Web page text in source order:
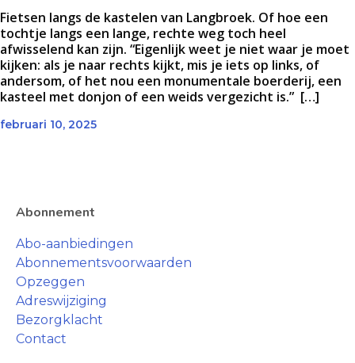
Fietsen langs de kastelen van Langbroek. Of hoe een
tochtje langs een lange, rechte weg toch heel
afwisselend kan zijn. “Eigenlijk weet je niet waar je moet
kijken: als je naar rechts kijkt, mis je iets op links, of
andersom, of het nou een monumentale boerderij, een
kasteel met donjon of een weids vergezicht is.” […]
februari 10, 2025
Abonnement
Abo-aanbiedingen
Abonnementsvoorwaarden
Opzeggen
Adreswijziging
Bezorgklacht
Contact